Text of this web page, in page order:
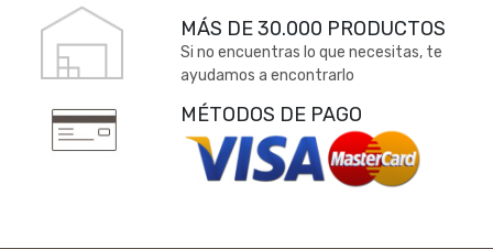
MÁS DE 30.000 PRODUCTOS
Si no encuentras lo que necesitas, te
ayudamos a encontrarlo
MÉTODOS DE PAGO